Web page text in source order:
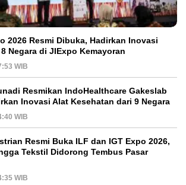
2026 Resmi Dibuka, Hadirkan Inovasi
Negara di JIExpo Kemayoran
WIB
Resmikan IndoHealthcare Gakeslab
Inovasi Alat Kesehatan dari 9 Negara
WIB
Resmi Buka ILF dan IGT Expo 2026,
Tekstil Didorong Tembus Pasar
WIB